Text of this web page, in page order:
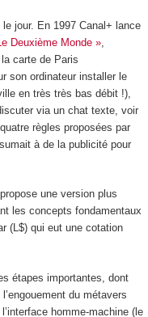
jour. En 1997 Canal+ lance
Deuxième Monde »,
carte de Paris
son ordinateur installer le
en très très bas débit !),
via un chat texte, voir
règles proposées par
à de la publicité pour
une version plus
les concepts fondamentaux
(L$) qui eut une cotation
étapes importantes, dont
du métavers
homme-machine (le